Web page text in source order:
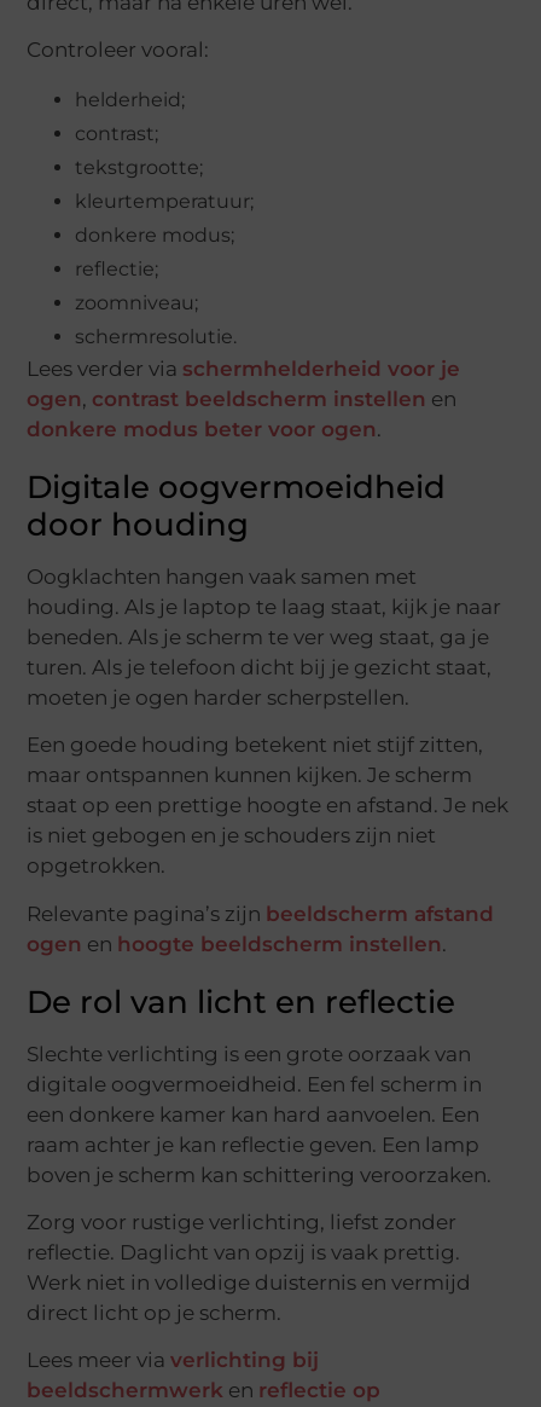
Controleer vooral:
helderheid;
contrast;
tekstgrootte;
kleurtemperatuur;
donkere modus;
reflectie;
zoomniveau;
schermresolutie.
Lees verder via schermhelderheid voor je
ogen, contrast beeldscherm instellen en
donkere modus beter voor ogen.
Digitale oogvermoeidheid
door houding
Oogklachten hangen vaak samen met
houding. Als je laptop te laag staat, kijk je naar
beneden. Als je scherm te ver weg staat, ga je
turen. Als je telefoon dicht bij je gezicht staat,
moeten je ogen harder scherpstellen.
Een goede houding betekent niet stijf zitten,
maar ontspannen kunnen kijken. Je scherm
staat op een prettige hoogte en afstand. Je nek
is niet gebogen en je schouders zijn niet
opgetrokken.
Relevante pagina’s zijn beeldscherm afstand
ogen en hoogte beeldscherm instellen.
De rol van licht en reflectie
Slechte verlichting is een grote oorzaak van
digitale oogvermoeidheid. Een fel scherm in
een donkere kamer kan hard aanvoelen. Een
raam achter je kan reflectie geven. Een lamp
boven je scherm kan schittering veroorzaken.
Zorg voor rustige verlichting, liefst zonder
reflectie. Daglicht van opzij is vaak prettig.
Werk niet in volledige duisternis en vermijd
direct licht op je scherm.
Lees meer viaverlichting bij
beeldschermwerk en reflectie op